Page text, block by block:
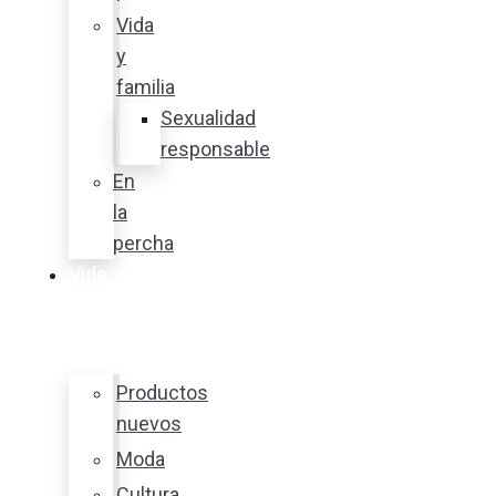
Vida
y
familia
Sexualidad
responsable
En
la
percha
Productos
nuevos
Moda